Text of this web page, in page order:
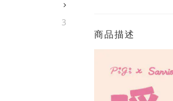
3
商品描述